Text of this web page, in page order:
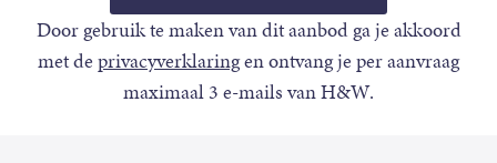
Door gebruik te maken van dit aanbod ga je akkoord
met deprivacyverklaringen ontvang je per aanvraag
maximaal 3 e-mails van H&W.